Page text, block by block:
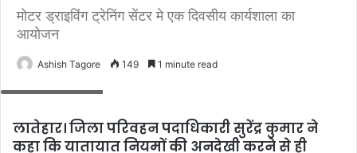
मोटर ड्राइविंग ट्रेनिंग सेंटर मे एक दिवसीय कार्यशाला का
आयोजन
Ashish Tagore 149 1 minute read
लातेहार। जिला परिवहन पदाधिकारी सुरेंद्र कुमार ने
कहा कि यातायात नियमों की अनदेखी करने से ही